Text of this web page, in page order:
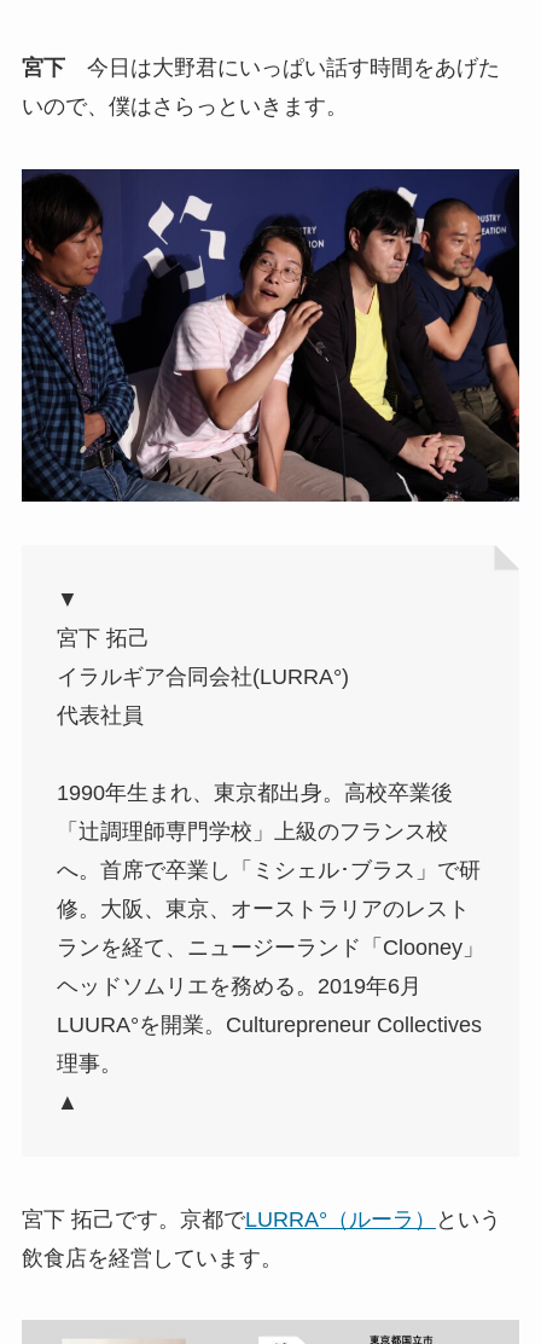
宮下 今日は大野君にいっぱい話す時間をあげた
いので、僕はさらっといきます。
▼
宮下 拓己
イラルギア合同会社(LURRA°)
代表社員
1990年生まれ、東京都出身。高校卒業後
「辻調理師専門学校」上級のフランス校
へ。首席で卒業し「ミシェル･ブラス」で研
修。大阪、東京、オーストラリアのレスト
ランを経て、ニュージーランド「Clooney」
ヘッドソムリエを務める。2019年6月
LUURA°を開業。Culturepreneur Collectives
理事。
▲
宮下 拓己です。京都でLURRA°（ルーラ）
という
飲食店を経営しています。